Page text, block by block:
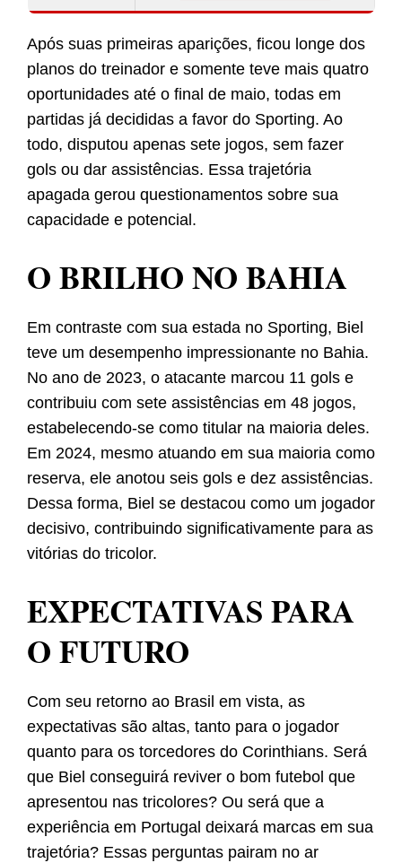
Após suas primeiras aparições, ficou longe dos
planos do treinador e somente teve mais quatro
oportunidades até o final de maio, todas em
partidas já decididas a favor do Sporting. Ao
todo, disputou apenas sete jogos, sem fazer
gols ou dar assistências. Essa trajetória
apagada gerou questionamentos sobre sua
capacidade e potencial.
O BRILHO NO BAHIA
Em contraste com sua estada no Sporting, Biel
teve um desempenho impressionante no Bahia.
No ano de 2023, o atacante marcou 11 gols e
contribuiu com sete assistências em 48 jogos,
estabelecendo-se como titular na maioria deles.
Em 2024, mesmo atuando em sua maioria como
reserva, ele anotou seis gols e dez assistências.
Dessa forma, Biel se destacou como um jogador
decisivo, contribuindo significativamente para as
vitórias do tricolor.
EXPECTATIVAS PARA
O FUTURO
Com seu retorno ao Brasil em vista, as
expectativas são altas, tanto para o jogador
quanto para os torcedores do Corinthians. Será
que Biel conseguirá reviver o bom futebol que
apresentou nas tricolores? Ou será que a
experiência em Portugal deixará marcas em sua
trajetória? Essas perguntas pairam no ar